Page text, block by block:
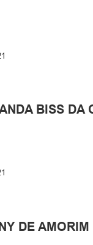
BISS DA
DE